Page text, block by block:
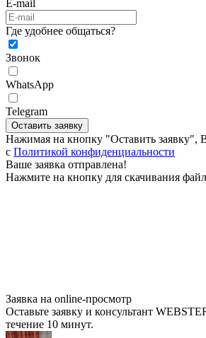
E-mail
Где удобнее общаться?
Звонок
WhatsApp
Telegram
Оставить заявку
Нажимая на кнопку "Оставить заявку",
c Политикой конфиденциальности
Ваше заявка отправлена!
Нажмите на кнопку для скачивания
Заявка на online-просмотр
Оставьте заявку и консультант
течение 10 минут.